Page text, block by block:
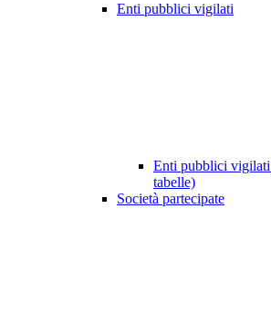
Enti pubblici vigilati
Enti pubblici
tabelle)
Società partecipate